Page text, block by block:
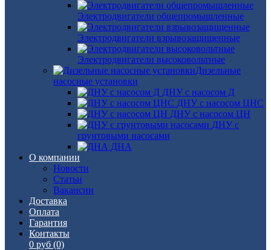
Электродвигатели общепромышленные
Электродвигатели взрывозащищенные
Электродвигатели высоковольтные
Дизельные
насосные установки
ДНУ с насосом Д
ДНУ с насосом ЦНС
ДНУ с насосом ЦН
ДНУ с
грунтовыми насосами
ДНА
О компании
Новости
Статьи
Вакансии
Доставка
Оплата
Гарантия
Контакты
0 руб (0)